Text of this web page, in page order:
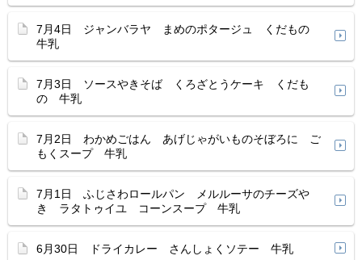
7月4日 ジャンバラヤ まめのポタージュ くだもの
牛乳
7月3日 ソースやきそば くろざとうケーキ くだも
の 牛乳
7月2日 わかめごはん あげじゃがいものそぼろに ご
もくスープ 牛乳
7月1日 ふじさわロールパン メルルーサのチーズや
き ラタトゥイユ コーンスープ 牛乳
6月30日 ドライカレー さんしょくソテー 牛乳